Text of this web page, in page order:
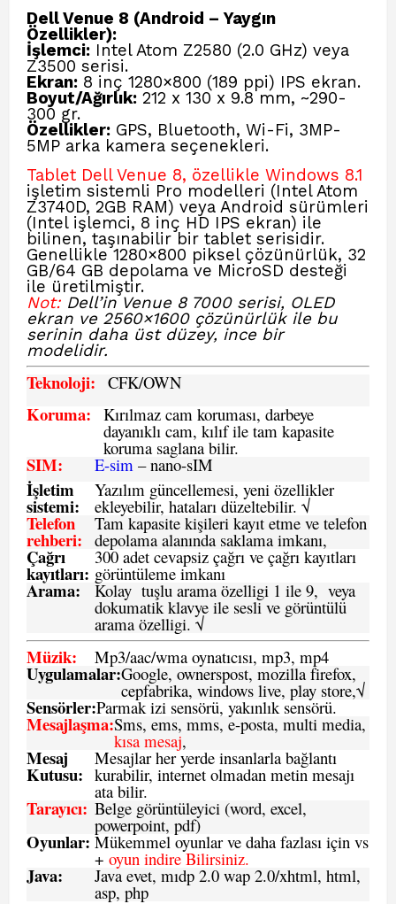
Dell Venue 8 (Android – Yaygın
Özellikler):
İşlemci: Intel Atom Z2580 (2.0 GHz) veya
Z3500 serisi.
Ekran: 8 inç 1280×800 (189 ppi) IPS ekran.
Boyut/Ağırlık: 212 x 130 x 9.8 mm, ~290-
300 gr.
Özellikler: GPS, Bluetooth, Wi-Fi, 3MP-
5MP arka kamera seçenekleri.
Tablet Dell Venue 8, özellikle Windows 8.1
işletim sistemli Pro modelleri (Intel Atom
Z3740D, 2GB RAM) veya Android sürümleri
(Intel işlemci, 8 inç HD IPS ekran) ile
bilinen, taşınabilir bir tablet serisidir.
Genellikle 1280×800 piksel çözünürlük, 32
GB/64 GB depolama ve MicroSD desteği
ile üretilmiştir.
Not: Dell’in Venue 8 7000 serisi, OLED
ekran ve 2560×1600 çözünürlük ile bu
serinin daha üst düzey, ince bir
modelidir.
Teknoloji: CFK/OWN
Koruma: Kırılmaz cam koruması, darbeye
dayanıklı cam, kılıf ile tam kapasite
koruma saglana bilir.
SIM: E-sim – nano-sIM
İşletim
sistemi:
Yazılım güncellemesi, yeni özellikler
ekleyebilir, hataları düzeltebilir. √
Telefon
rehberi:
Tam kapasite kişileri kayıt etme ve telefon
depolama alanında saklama imkanı,
Çağrı
kayıtları:
300 adet cevapsiz çağrı ve çağrı kayıtları
görüntüleme imkanı
Arama: Kolay tuşlu arama özelligi 1 ile 9, veya
dokumatik klavye ile sesli ve görüntülü
arama özelligi. √
Müzik: Mp3/aac/wma oynatıcısı, mp3, mp4
Uygulamalar:Google, ownerspost, mozilla firefox,
cepfabrika, windows live, play store,√
Sensörler:Parmak izi sensörü, yakınlık sensörü.
Mesajlaşma:Sms, ems, mms, e-posta, multi media,
kısa mesaj,
Mesaj
Kutusu:
Mesajlar her yerde insanlarla bağlantı
kurabilir, internet olmadan metin mesajı
ata bilir.
Tarayıcı: Belge görüntüleyici (word, excel,
powerpoint, pdf)
Oyunlar: Mükemmel oyunlar ve daha fazlası için vs
+ oyun indire Bilirsiniz.
Java: Java evet, mıdp 2.0 wap 2.0/xhtml, html,
asp, php